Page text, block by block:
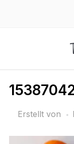
Erstellt von